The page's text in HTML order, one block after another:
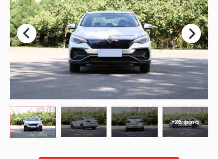
+26 фото